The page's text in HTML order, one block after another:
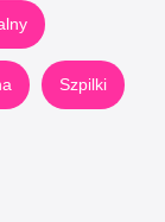
Szpilki